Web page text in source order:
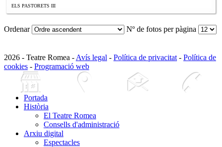
ELS PASTORETS III
Ordenar Nº de fotos per pàgina
2026 - Teatre Romea - Avís legal - Política de privacitat - Política de
cookies - Programació web
Portada
Història
El Teatre Romea
Consells d'administració
Arxiu digital
Espectacles